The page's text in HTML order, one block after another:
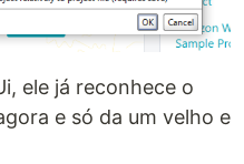
ele já reconhece o
e só da um velho e